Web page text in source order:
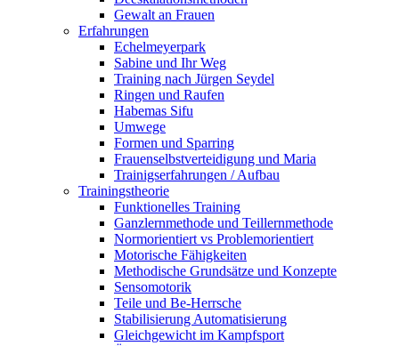
Gewalt an Frauen
Erfahrungen
Echelmeyerpark
Sabine und Ihr Weg
Training nach Jürgen Seydel
Ringen und Raufen
Habemas Sifu
Umwege
Formen und Sparring
Frauenselbstverteidigung und Maria
Trainigserfahrungen / Aufbau
Trainingstheorie
Funktionelles Training
Ganzlernmethode und Teillernmethode
Normorientiert vs Problemorientiert
Motorische Fähigkeiten
Methodische Grundsätze und Konzepte
Sensomotorik
Teile und Be-Herrsche
Stabilisierung Automatisierung
Gleichgewicht im Kampfsport